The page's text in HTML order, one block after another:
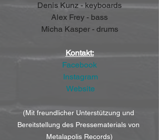
Denis Kunz - keyboards
Alex Frey - bass
Micha Kasper - drums
Kontakt:
Facebook
Instagram
Website
(Mit freundlicher Unterstützung und
Bereitstellung des Pressematerials von
Metalapolis Records)